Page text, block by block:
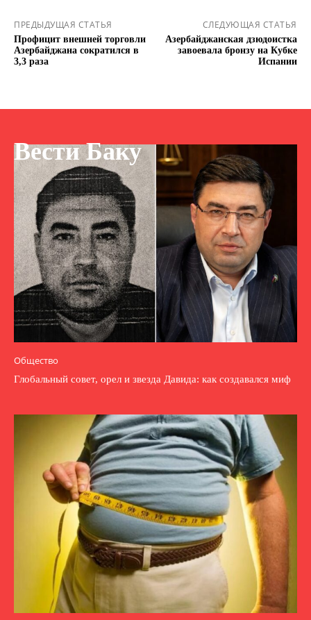
ПРЕДЫДУЩАЯ СТАТЬЯ
Профицит внешней торговли
Азербайджана сократился в
3,3 раза
СЛЕДУЮЩАЯ СТАТЬЯ
Азербайджанская дзюдоистка
завоевала бронзу на Кубке
Испании
Вести Баку
Общество
Глобальный совет, орел и звезда Давида: как создавался миф